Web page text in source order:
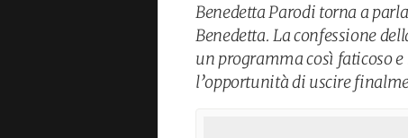
Benedetta Parodi torna a
Benedetta. La confessione
un programma così faticoso
l’opportunità di uscire